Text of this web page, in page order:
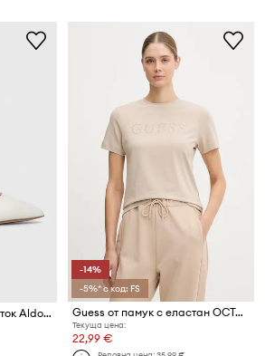
Кожени обувки с тънък ток Aldo Faith
-14%
-5%* с код: FS
Guess от памук с еластан OCTAVIA
Текуща цена:
22,99 €